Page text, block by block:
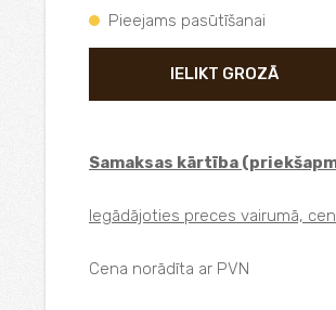
Pieejams pasūtīšanai
IELIKT GROZĀ
Samaksas kārtība
Iegādājoties preces vairumā,
Cena norādīta ar PVN